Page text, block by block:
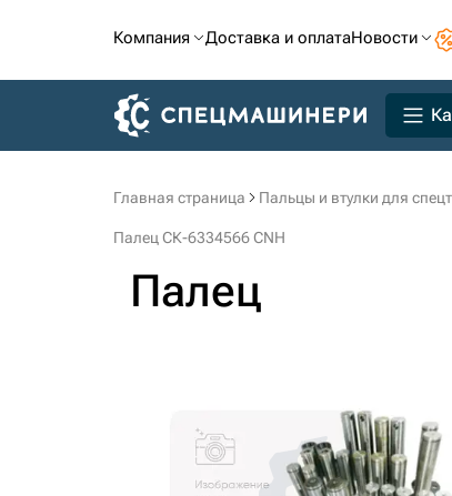
Компания Доставка и оплатаНовости
Главная страница Пальцы и втулки для
Палец СК-6334566 CNH
Палец